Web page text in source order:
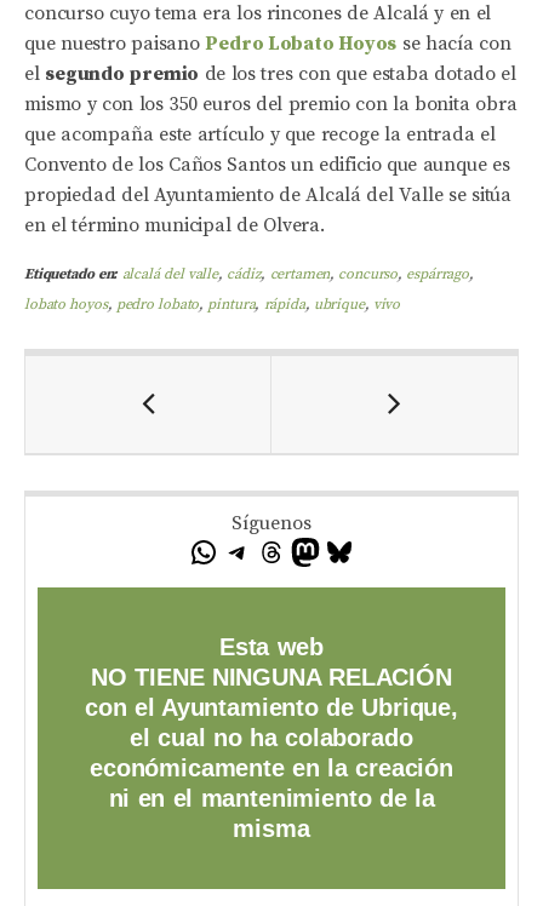
concurso cuyo tema era los rincones de Alcalá y en el
que nuestro paisanoPedro Lobato Hoyos se hacía con
el segundo premio de los tres con que estaba dotado el
mismo y con los 350 euros del premio con la bonita obra
que acompaña este artículo y que recoge la entrada el
Convento de los Caños Santos un edificio que aunque es
propiedad del Ayuntamiento de Alcalá del Valle se sitúa
en el término municipal de Olvera.
Etiquetado en: alcalá del valle, cádiz, certamen, concurso, espárrago,
lobato hoyos, pedro lobato, pintura, rápida, ubrique, vivo
Síguenos
Esta web
NO TIENE NINGUNA RELACIÓN
con el Ayuntamiento de Ubrique,
el cual no ha colaborado
económicamente en la creación
ni en el mantenimiento de la
misma